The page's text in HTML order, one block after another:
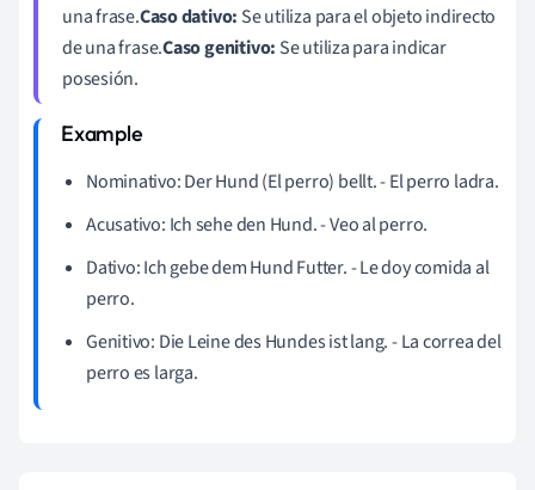
una frase.Caso dativo: Se utiliza para el objeto indirecto
de una frase.Caso genitivo: Se utiliza para indicar
posesión.
Nominativo: Der Hund (El perro) bellt. - El perro ladra.
Acusativo: Ich sehe den Hund. - Veo al perro.
Dativo: Ich gebe dem Hund Futter. - Le doy comida al
perro.
Genitivo: Die Leine des Hundes ist lang. - La correa del
perro es larga.